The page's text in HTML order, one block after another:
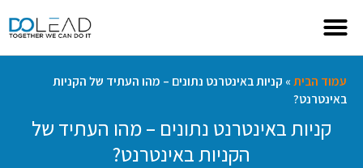
עמוד הבית » קניות באינטרנט נתונים – מהו העתיד של הקניות
באינטרנט?
קניות באינטרנט נתונים – מהו העתיד של
הקניות באינטרנט?